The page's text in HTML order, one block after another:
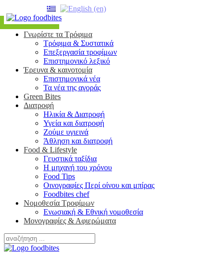
Γνωρίστε τα Τρόφιμα
Τρόφιμα & Συστατικά
Επεξεργασία τροφίμων
Επιστημονικό λεξικό
Έρευνα & καινοτομία
Επιστημονικά νέα
Τα νέα της αγοράς
Green Bites
Διατροφή
Ηλικία & Διατροφή
Υγεία και διατροφή
Ζούμε υγιεινά
Άθληση και διατροφή
Food & Lifestyle
Γευστικά ταξίδια
Η μηχανή του χρόνου
Food Tips
Οινογραφίες Περί οίνου και μπίρας
Foodbites chef
Νομοθεσία Τροφίμων
Ενωσιακή & Εθνική νομοθεσία
Μονογραφίες & Αφιερώματα